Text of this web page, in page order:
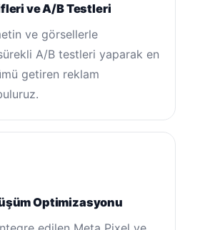
ve A/B Testleri
ve görsellerle
A/B testleri yaparak en
getiren reklam
Optimizasyonu